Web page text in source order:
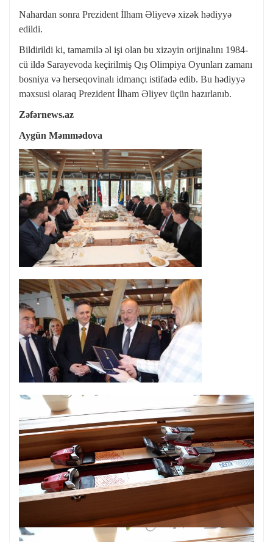
Nahardan sonra Prezident İlham Əliyevə xizək hədiyyə
edildi.
Bildirildi ki, tamamilə əl işi olan bu xizəyin orijinalını 1984-
cü ildə Sarayevoda keçirilmiş Qış Olimpiya Oyunları zamanı
bosniya və herseqovinalı idmançı istifadə edib. Bu hədiyyə
məxsusi olaraq Prezident İlham Əliyev üçün hazırlanıb.
Zəfərnews.az
Aygün Məmmədova